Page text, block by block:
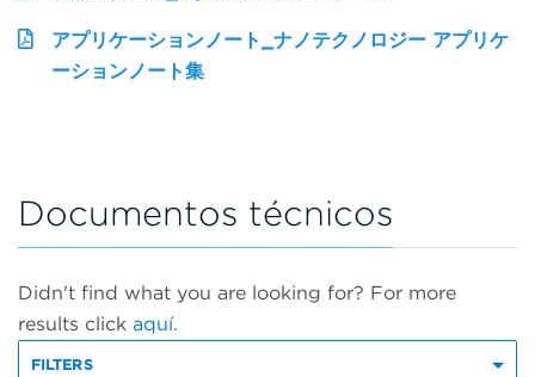
アプリケーションノート_ナノテクノロジー アプリケ
ーションノート集
Documentos técnicos
Didn't find what you are looking for? For more
results click aquí.
FILTERS